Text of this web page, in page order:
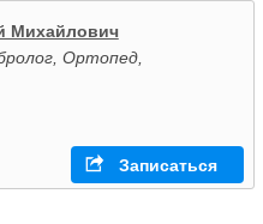
Михайлович
Ортопед,
Записаться